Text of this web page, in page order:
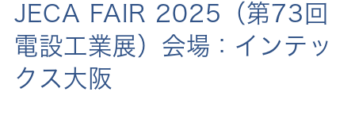
JECA FAIR 2025（第73回
電設工業展）会場：インテッ
クス大阪